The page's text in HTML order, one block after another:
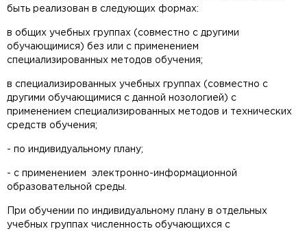
быть реализован в следующих формах:
в общих учебных группах (совместно с другими
обучающимися) без или с применением
специализированных методов обучения;
в специализированных учебных группах (совместно с
другими обучающимися с данной нозологией) с
применением специализированных методов и технических
средств обучения;
- по индивидуальному плану;
- с применением электронно-информационной
образовательной среды.
При обучении по индивидуальному плану в отдельных
учебных группах численность обучающихся с